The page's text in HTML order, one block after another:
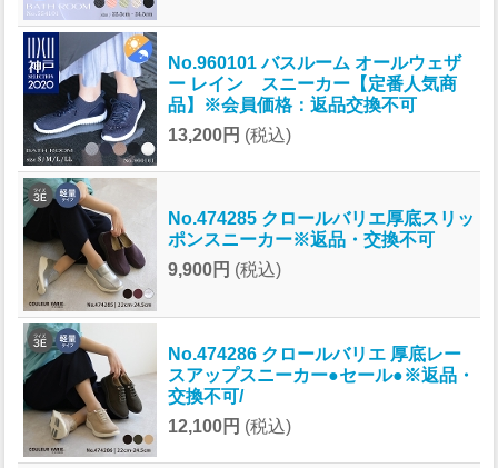
No.960101 バスルーム オールウェザ
ー レイン スニーカー【定番人気商
品】※会員価格：返品交換不可
13,200円 (税込)
No.474285 クロールバリエ厚底スリッ
ポンスニーカー※返品・交換不可
9,900円 (税込)
No.474286 クロールバリエ 厚底レー
スアップスニーカー●セール●※返品・
交換不可/
12,100円 (税込)